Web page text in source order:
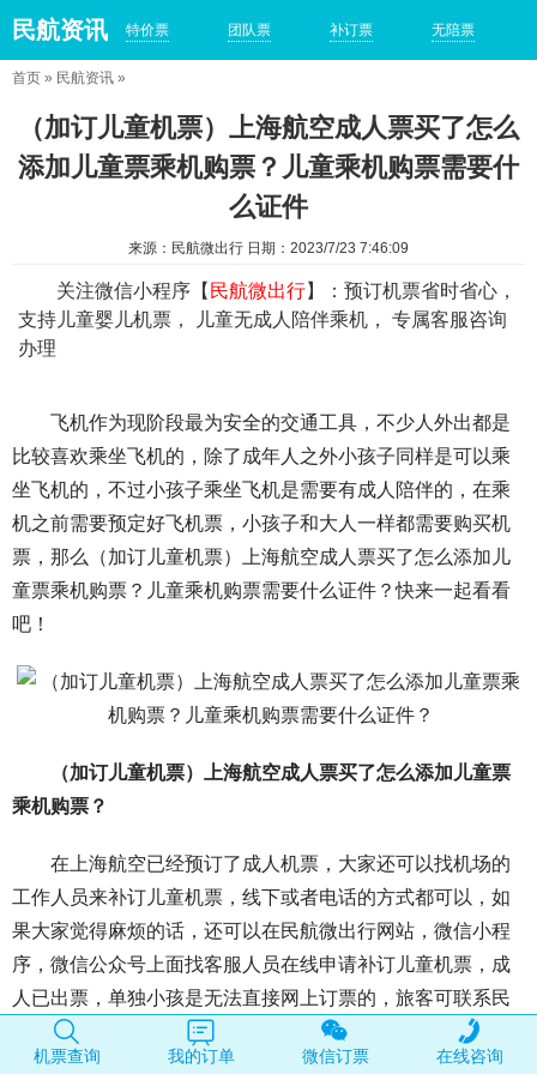
民航资讯 特价票 团队票 补订票 无陪票
首页 » 民航资讯 »
（加订儿童机票）上海航空成人票买了怎么
添加儿童票乘机购票？儿童乘机购票需要什
么证件
来源：民航微出行 日期：2023/7/23 7:46:09
关注微信小程序【 民航微出行】：预订机票省时省心，
支持儿童婴儿机票， 儿童无成人陪伴乘机， 专属客服咨询
办理
飞机作为现阶段最为安全的交通工具，不少人外出都是
比较喜欢乘坐飞机的，除了成年人之外小孩子同样是可以乘
坐飞机的，不过小孩子乘坐飞机是需要有成人陪伴的，在乘
机之前需要预定好飞机票，小孩子和大人一样都需要购买机
票，那么（加订儿童机票）上海航空成人票买了怎么添加儿
童票乘机购票？儿童乘机购票需要什么证件？快来一起看看
吧！
（加订儿童机票）上海航空成人票买了怎么添加儿童票
乘机购票？
在上海航空已经预订了成人机票，大家还可以找机场的
工作人员来补订儿童机票，线下或者电话的方式都可以，如
果大家觉得麻烦的话，还可以在民航微出行网站，微信小程
序，微信公众号上面找客服人员在线申请补订儿童机票，成
人已出票，单独小孩是无法直接网上订票的，旅客可联系民
航微出行公众号的在线客服人工申请补订。
机票查询 我的订单 微信订票 在线咨询